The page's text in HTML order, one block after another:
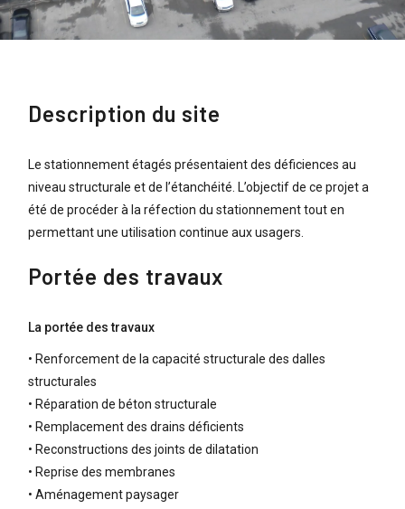
Description du site
Le stationnement étagés présentaient des déficiences au
niveau structurale et de l’étanchéité. L’objectif de ce projet a
été de procéder à la réfection du stationnement tout en
permettant une utilisation continue aux usagers.
Portée des travaux
La portée des travaux
• Renforcement de la capacité structurale des dalles
structurales
• Réparation de béton structurale
• Remplacement des drains déficients
• Reconstructions des joints de dilatation
• Reprise des membranes
• Aménagement paysager